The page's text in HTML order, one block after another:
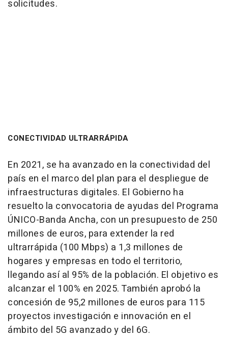
solicitudes.
CONECTIVIDAD ULTRARRÁPIDA
En 2021, se ha avanzado en la conectividad del
país en el marco del plan para el despliegue de
infraestructuras digitales. El Gobierno ha
resuelto la convocatoria de ayudas del Programa
ÚNICO-Banda Ancha, con un presupuesto de 250
millones de euros, para extender la red
ultrarrápida (100 Mbps) a 1,3 millones de
hogares y empresas en todo el territorio,
llegando así al 95% de la población. El objetivo es
alcanzar el 100% en 2025. También aprobó la
concesión de 95,2 millones de euros para 115
proyectos investigación e innovación en el
ámbito del 5G avanzado y del 6G.